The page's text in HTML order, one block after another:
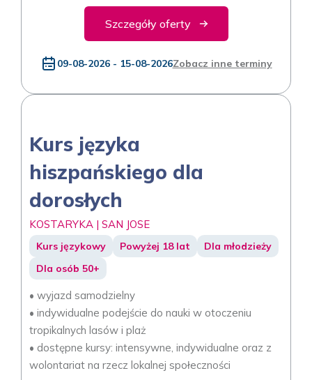
Szczegóły oferty
09-08-2026 - 15-08-2026Zobacz inne terminy
Kurs języka
hiszpańskiego dla
dorosłych
KOSTARYKA | SAN JOSE
Kurs językowy Powyżej 18 lat
Dla młodzieży
Dla osób 50+
• wyjazd samodzielny
• indywidualne podejście do nauki w otoczeniu
tropikalnych lasów i plaż
• dostępne kursy: intensywne, indywidualne oraz z
wolontariat na rzecz lokalnej społeczności